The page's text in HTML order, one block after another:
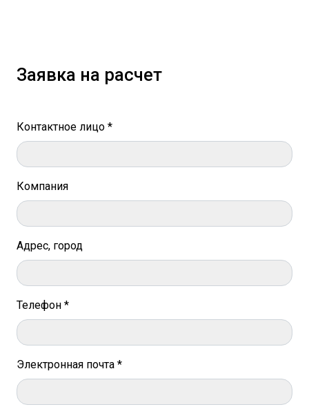
Заявка на расчет
Контактное лицо *
Компания
Адрес, город
Телефон *
Электронная почта *